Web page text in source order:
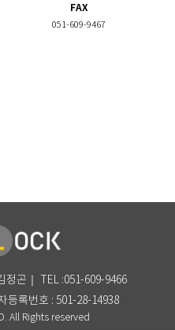
FAX
051-609-9467
정곤｜ TEL :051-609-9466
등록번호 : 501-28-14938
All Rights reserved